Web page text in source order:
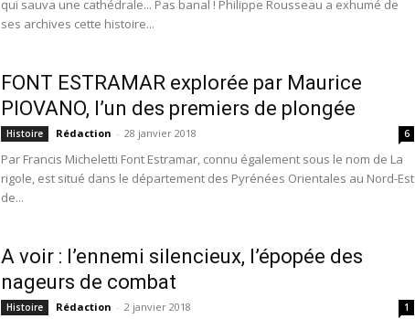
qui sauva une cathédrale... Pas banal ! Philippe Rousseau a exhumé de
ses archives cette histoire...
FONT ESTRAMAR explorée par Maurice
PIOVANO, l’un des premiers de plongée
Histoire Rédaction - 28 janvier 2018 6
Par Francis Micheletti Font Estramar, connu également sous le nom de La
rigole, est situé dans le département des Pyrénées Orientales au Nord-Est
de...
A voir : l’ennemi silencieux, l’épopée des
nageurs de combat
Histoire Rédaction - 2 janvier 2018 1